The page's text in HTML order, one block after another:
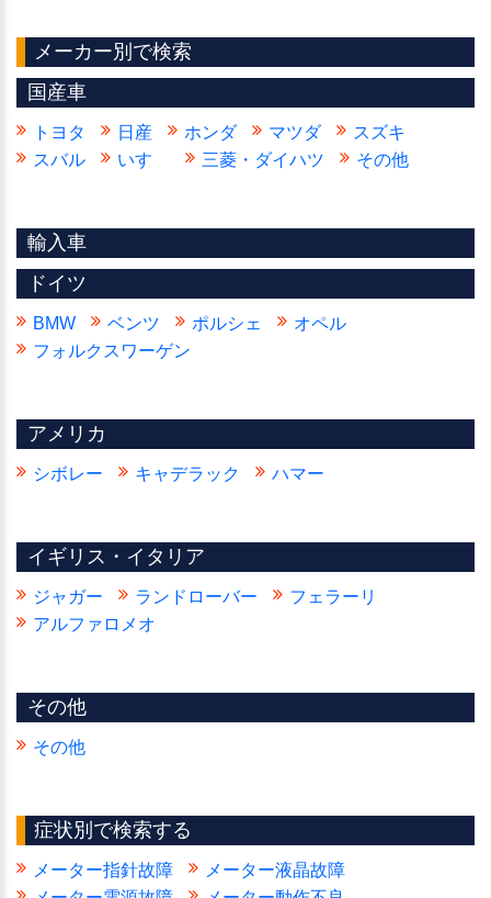
メーカー別で検索
国産車
トヨタ 日産 ホンダ マツダ
スズキ
スバル
いすゞ 三菱・ダイハツ その他
輸入車
ドイツ
BMW ベンツ ポルシェ
オペル
フォルクスワーゲン
アメリカ
シボレー キャデラック ハマー
イギリス・イタリア
ジャガー ランドローバー
フェラーリ
アルファロメオ
その他
その他
症状別で検索する
メーター指針故障
メーター液晶故障